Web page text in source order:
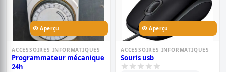
Aperçu
ACCESSOIRES INFORMATIQUES
Programmateur mécanique
24h
Aperçu
ACCESSOIRES INFORMATIQUES
Souris usb